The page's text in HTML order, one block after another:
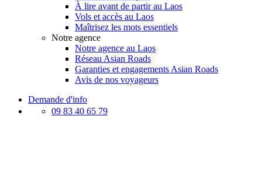
À lire avant de partir au Laos
Vols et accès au Laos
Maîtrisez les mots essentiels
Notre agence
Notre agence au Laos
Réseau Asian Roads
Garanties et engagements Asian Roads
Avis de nos voyageurs
Demande d'info
09 83 40 65 79